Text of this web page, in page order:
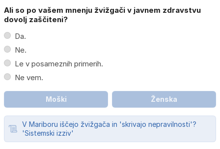
Ali so po vašem mnenju žvižgači v javnem zdravstvu
dovolj zaščiteni?
Da.
Ne.
Le v posameznih primerih.
Ne vem.
Moški Ženska
V Mariboru iščejo žvižgača in 'skrivajo nepravilnosti'?
'Sistemski izziv'